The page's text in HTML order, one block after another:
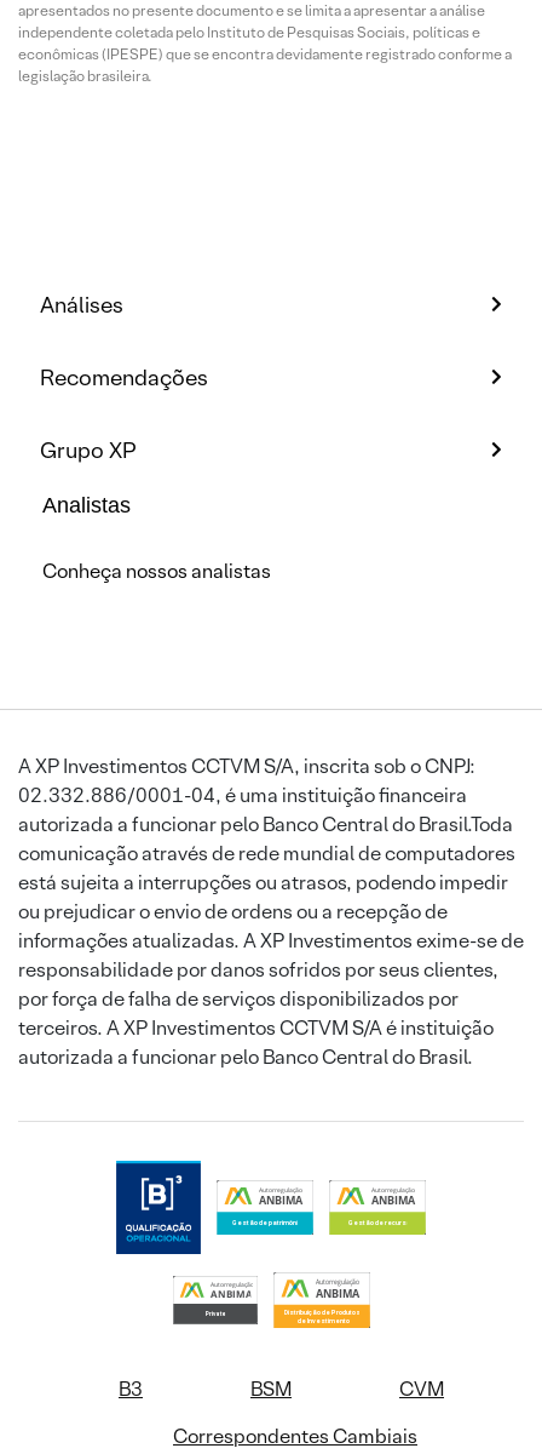
apresentados no presente documento e se limita a apresentar a análise
independente coletada pelo Instituto de Pesquisas Sociais, políticas e
econômicas (IPESPE) que se encontra devidamente registrado conforme a
legislação brasileira.
Análises
Recomendações
Grupo XP
Analistas
Conheça nossos analistas
A XP Investimentos CCTVM S/A, inscrita sob o CNPJ:
02.332.886/0001-04, é uma instituição financeira
autorizada a funcionar pelo Banco Central do Brasil.Toda
comunicação através de rede mundial de computadores
está sujeita a interrupções ou atrasos, podendo impedir
ou prejudicar o envio de ordens ou a recepção de
informações atualizadas. A XP Investimentos exime-se de
responsabilidade por danos sofridos por seus clientes,
por força de falha de serviços disponibilizados por
terceiros. A XP Investimentos CCTVM S/A é instituição
autorizada a funcionar pelo Banco Central do Brasil.
B3 BSM
CVM
Correspondentes Cambiais